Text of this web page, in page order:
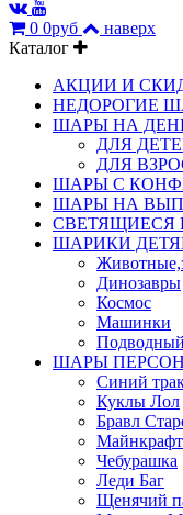
0 0руб
наверх
Каталог
АКЦИИ И
НЕДОРОГИЕ
ШАРЫ НА
ДЛЯ
ДЛЯ
ШАРЫ С
ШАРЫ НА
СВЕТЯЩИЕСЯ
ШАРИКИ
Динозавры
Космос
Машинки
ШАРЫ
Синий
Куклы Лол
Бравл
Майнкрафт
Чебурашка
Леди Баг
Щенячий